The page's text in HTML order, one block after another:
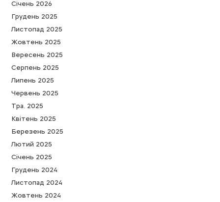
Cічень 2026
Грудень 2025
Листопад 2025
Жовтень 2025
Вересень 2025
Серпень 2025
Липень 2025
Червень 2025
Тра. 2025
Квітень 2025
Березень 2025
Лютий 2025
Cічень 2025
Грудень 2024
Листопад 2024
Жовтень 2024